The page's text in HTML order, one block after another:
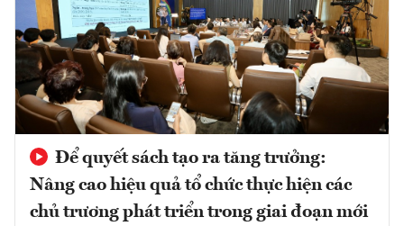
Để quyết sách tạo ra tăng trưởng:
Nâng cao hiệu quả tổ chức thực hiện các
chủ trương phát triển trong giai đoạn mới